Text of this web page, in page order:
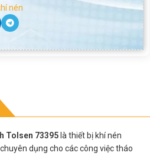
nén
Tolsen 73395 là thiết bị khí nén
dụng cho các công việc tháo